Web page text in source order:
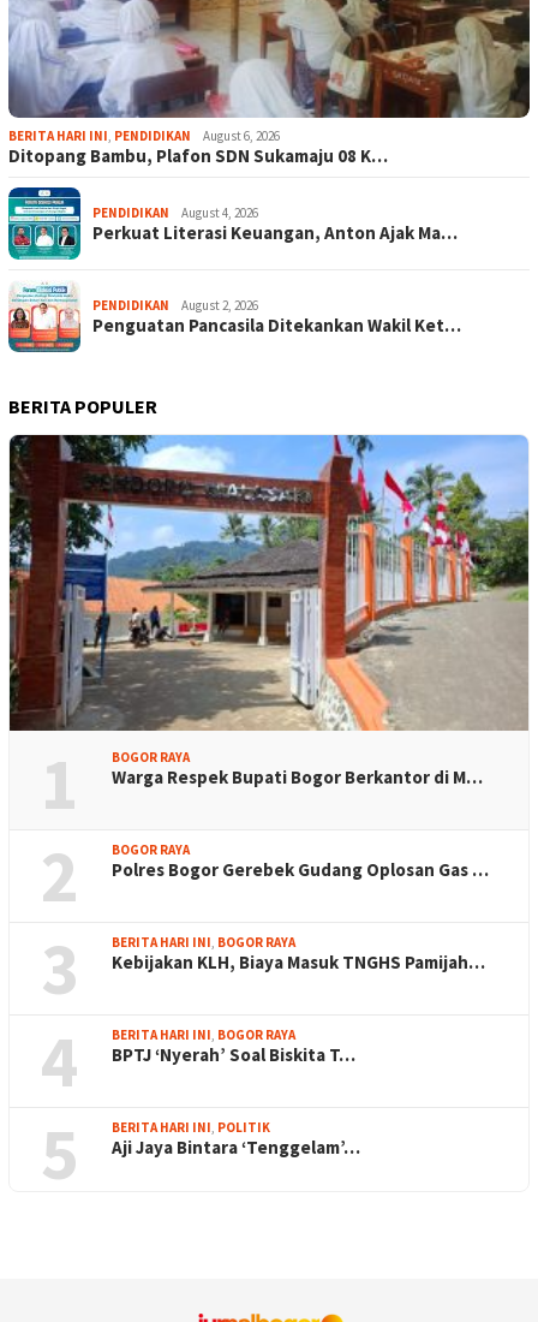
BERITA HARI INI, PENDIDIKAN August 6, 2026
Ditopang Bambu, Plafon SDN Sukamaju 08 K…
PENDIDIKAN August 4, 2026
Perkuat Literasi Keuangan, Anton Ajak Ma…
PENDIDIKAN August 2, 2026
Penguatan Pancasila Ditekankan Wakil Ket…
BERITA POPULER
1 BOGOR RAYA
Warga Respek Bupati Bogor Berkantor di M…
2 BOGOR RAYA
Polres Bogor Gerebek Gudang Oplosan Gas …
3 BERITA HARI INI, BOGOR RAYA
Kebijakan KLH, Biaya Masuk TNGHS Pamijah…
4 BERITA HARI INI, BOGOR RAYA
BPTJ ‘Nyerah’ Soal Biskita T…
5 BERITA HARI INI, POLITIK
Aji Jaya Bintara ‘Tenggelam’…